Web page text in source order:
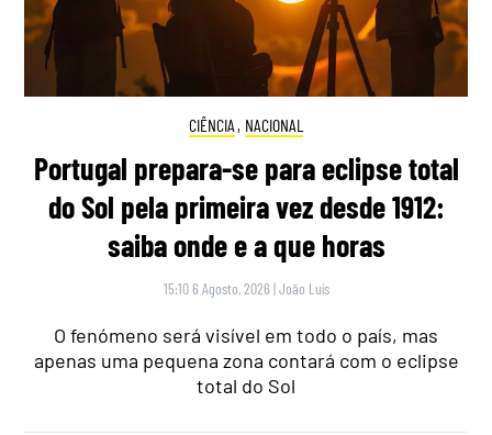
CIÊNCIA , NACIONAL
Portugal prepara-se para eclipse total
do Sol pela primeira vez desde 1912:
saiba onde e a que horas
15:10 6 Agosto, 2026 |João Luís
O fenómeno será visível em todo o país, mas
apenas uma pequena zona contará com o eclipse
total do Sol